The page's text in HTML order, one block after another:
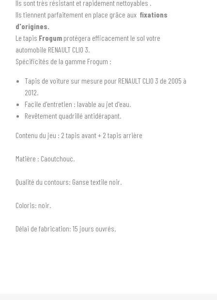
SÉLECTIONNEZ LE TYPE DE VOTRE VÉHICULE
Tous les modèles
Ils sont très résistant et rapidement nettoyables .
Ils tiennent parfaitement en place grâce aux fixations
d'origines.
Le tapis Frogum protégera efficacement le sol votre
automobile RENAULT CLIO 3.
Spécificités de la gamme Frogum :
Tapis de voiture sur mesure pour RENAULT CLIO 3 de 2005 à
2012.
Facile d'entretien : lavable au jet d'eau.
Revêtement quadrillé antidérapant.
Contenu du jeu : 2 tapis avant + 2 tapis arrière
Matière : Caoutchouc.
Qualité du contours: Ganse textile noir.
Coloris: noir.
Délai de fabrication: 15 jours ouvrés.